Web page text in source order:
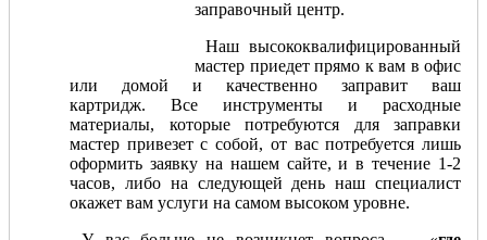
заправочный центр.
Наш высококвалифицированный
мастер приедет прямо к вам в офис
или домой и качественно заправит ваш
картридж. Все инструменты и расходные
материалы, которые потребуются для заправки
мастер привезет с собой, от вас потребуется лишь
оформить заявку на нашем сайте, и в течение 1-2
часов, либо на следующей день наш специалист
окажет вам услуги на самом высоком уровне.